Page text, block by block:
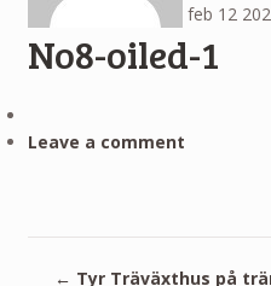
feb 12
No8-oiled-1
Leave a comment
← Tyr Träväxthus på